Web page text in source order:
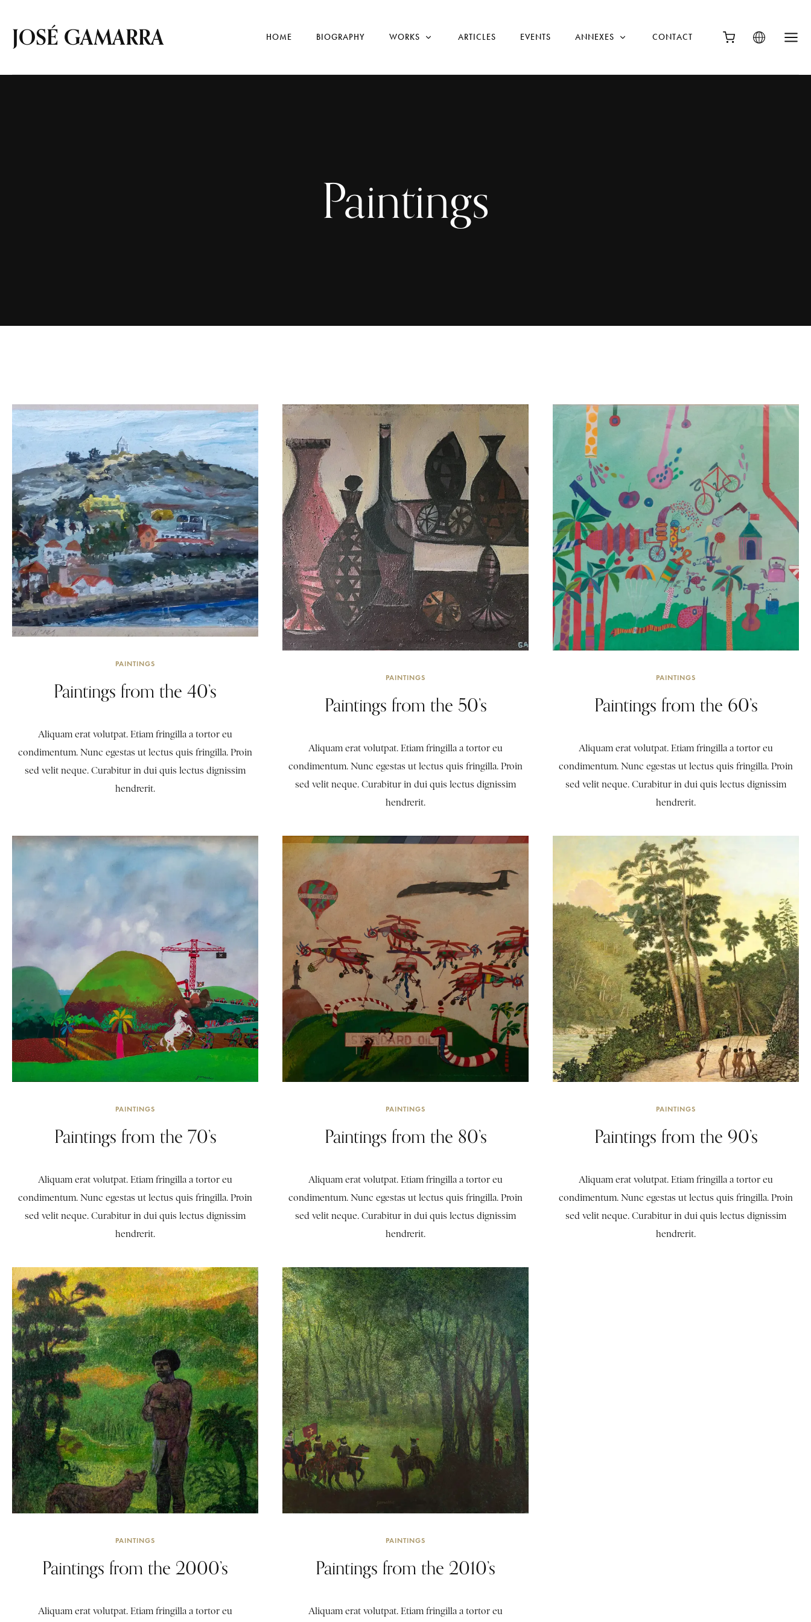
JOSÉ GAMARRA HOME BIOGRAPHY WORKS ARTICLES EVENTS ANNEXES CONTACT
Paintings
PAINTINGS
Paintings from the 40’s
Aliquam erat volutpat. Etiam fringilla a tortor eu
condimentum. Nunc egestas ut lectus quis fringilla. Proin
sed velit neque. Curabitur in dui quis lectus dignissim
hendrerit.
PAINTINGS
Paintings from the 50’s
Aliquam erat volutpat. Etiam fringilla a tortor eu
condimentum. Nunc egestas ut lectus quis fringilla. Proin
sed velit neque. Curabitur in dui quis lectus dignissim
hendrerit.
PAINTINGS
Paintings from the 60’s
Aliquam erat volutpat. Etiam fringilla a tortor eu
condimentum. Nunc egestas ut lectus quis fringilla. Proin
sed velit neque. Curabitur in dui quis lectus dignissim
hendrerit.
PAINTINGS
Paintings from the 70’s
Aliquam erat volutpat. Etiam fringilla a tortor eu
condimentum. Nunc egestas ut lectus quis fringilla. Proin
sed velit neque. Curabitur in dui quis lectus dignissim
hendrerit.
PAINTINGS
Paintings from the 80’s
Aliquam erat volutpat. Etiam fringilla a tortor eu
condimentum. Nunc egestas ut lectus quis fringilla. Proin
sed velit neque. Curabitur in dui quis lectus dignissim
hendrerit.
PAINTINGS
Paintings from the 90’s
Aliquam erat volutpat. Etiam fringilla a tortor eu
condimentum. Nunc egestas ut lectus quis fringilla. Proin
sed velit neque. Curabitur in dui quis lectus dignissim
hendrerit.
PAINTINGS
Paintings from the 2000’s
Aliquam erat volutpat. Etiam fringilla a tortor eu
PAINTINGS
Paintings from the 2010’s
Aliquam erat volutpat. Etiam fringilla a tortor eu